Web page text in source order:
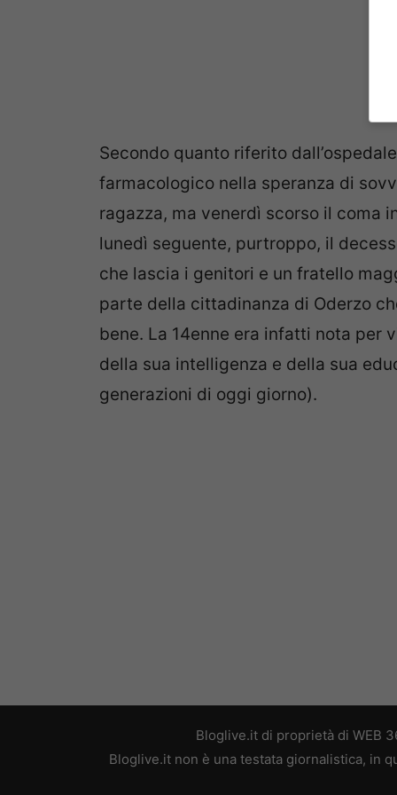
Secondo quanto riferito
farmacologico nella speranza di
ragazza, ma venerdì scorso il coma
lunedì seguente, purtroppo, il
che lascia i genitori e un fratello
parte della cittadinanza di Oderzo
bene. La 14enne era infatti nota per
della sua intelligenza e della sua
generazioni di oggi giorno).
Bloglive.it di proprietà di WEB
Bloglive.it non è una testata giornalistica, in